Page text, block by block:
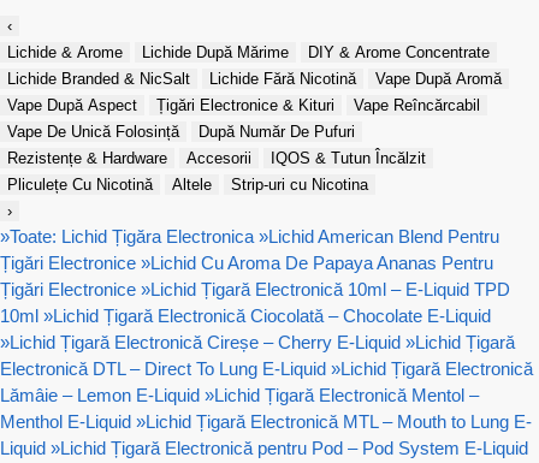
‹
Lichide & Arome
Lichide După Mărime
DIY & Arome Concentrate
Lichide Branded & NicSalt
Lichide Fără Nicotină
Vape După Aromă
Vape După Aspect
Țigări Electronice & Kituri
Vape Reîncărcabil
Vape De Unică Folosință
După Număr De Pufuri
Rezistențe & Hardware
Accesorii
IQOS & Tutun Încălzit
Pliculețe Cu Nicotină
Altele
Strip-uri cu Nicotina
›
»Toate: Lichid Țigăra Electronica »Lichid American Blend Pentru
Țigări Electronice »Lichid Cu Aroma De Papaya Ananas Pentru
Țigări Electronice »Lichid Țigară Electronică 10ml – E-Liquid TPD
10ml »Lichid Țigară Electronică Ciocolată – Chocolate E-Liquid
»Lichid Țigară Electronică Cireșe – Cherry E-Liquid »Lichid Țigară
Electronică DTL – Direct To Lung E-Liquid »Lichid Țigară Electronică
Lămâie – Lemon E-Liquid »Lichid Țigară Electronică Mentol –
Menthol E-Liquid »Lichid Țigară Electronică MTL – Mouth to Lung E-
Liquid »Lichid Țigară Electronică pentru Pod – Pod System E-Liquid